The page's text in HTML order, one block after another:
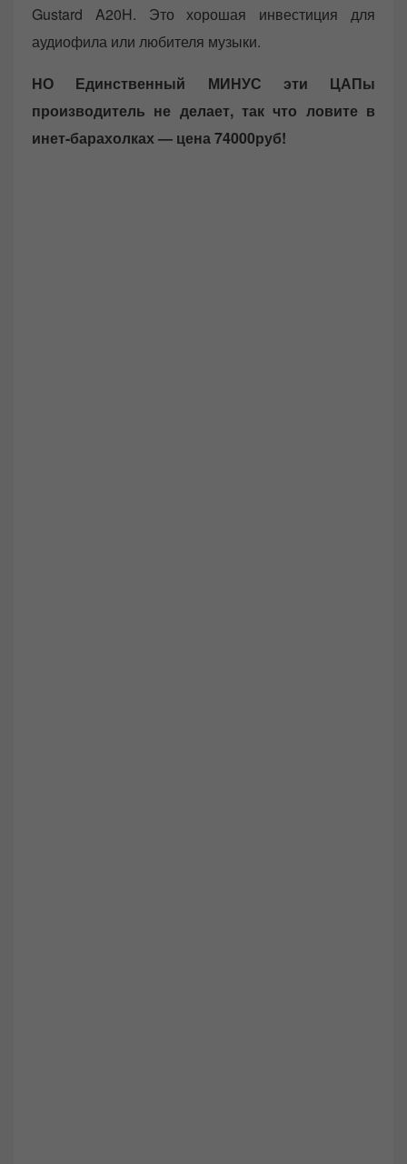
Gustard A20H. Это хорошая инвестиция для
аудиофила или любителя музыки.
НО Единственный МИНУС эти ЦАПы
производитель не делает, так что ловите в
инет-барахолках — цена 74000руб!